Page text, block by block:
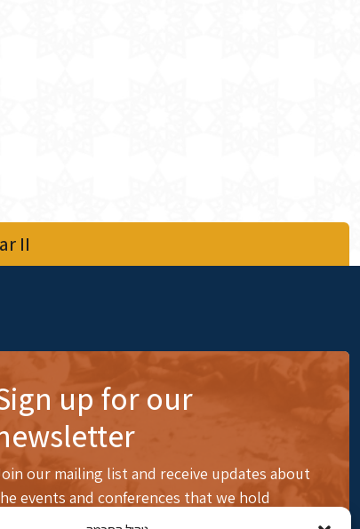
II
up for our
our mailing list and receive updates about
events and conferences that we hold